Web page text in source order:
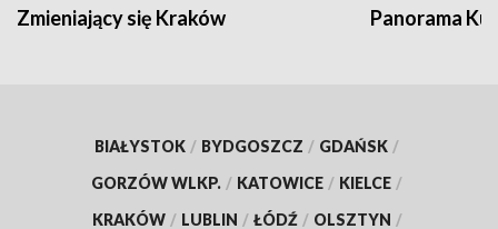
Zmieniający się Kraków Panorama
BIAŁYSTOK / BYDGOSZCZ / GDAŃSK /
GORZÓW WLKP. / KATOWICE / KIELCE /
KRAKÓW / LUBLIN / ŁÓDŹ / OLSZTYN /